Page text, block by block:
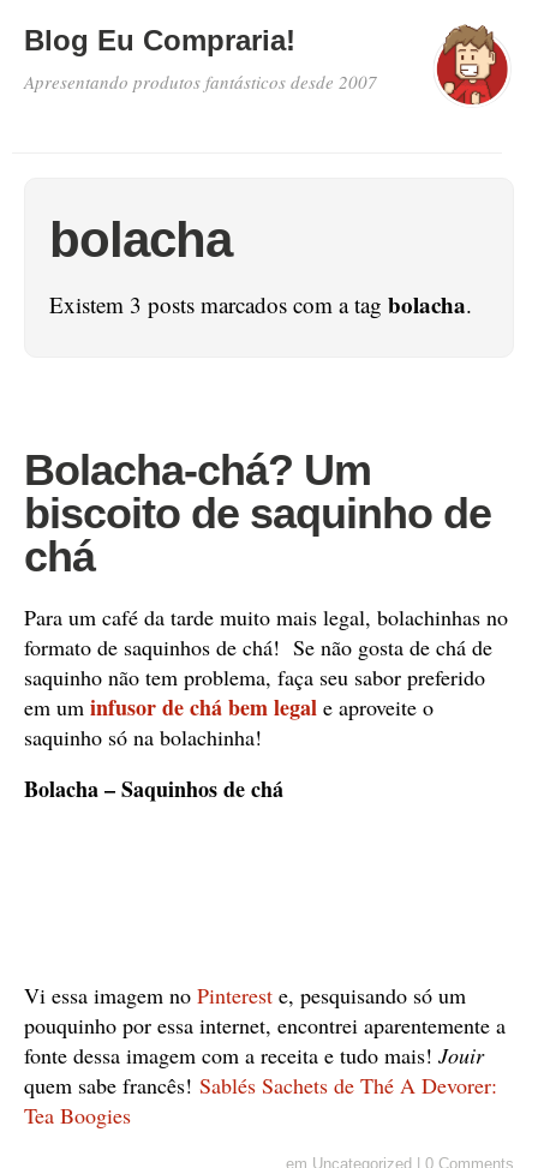
Blog Eu Compraria!
Apresentando produtos fantásticos desde 2007
bolacha
Existem 3 posts marcados com a tag bolacha.
Bolacha-chá? Um
biscoito de saquinho de
chá
Para um café da tarde muito mais legal, bolachinhas no
formato de saquinhos de chá! Se não gosta de chá de
saquinho não tem problema, faça seu sabor preferido
em um infusor de chá bem legal e aproveite o
saquinho só na bolachinha!
Bolacha – Saquinhos de chá
Vi essa imagem no Pinterest e, pesquisando só um
pouquinho por essa internet, encontrei aparentemente a
fonte dessa imagem com a receita e tudo mais! Jouir
quem sabe francês! Sablés Sachets de Thé A Devorer:
Tea Boogies
em Uncategorized 0 Comments